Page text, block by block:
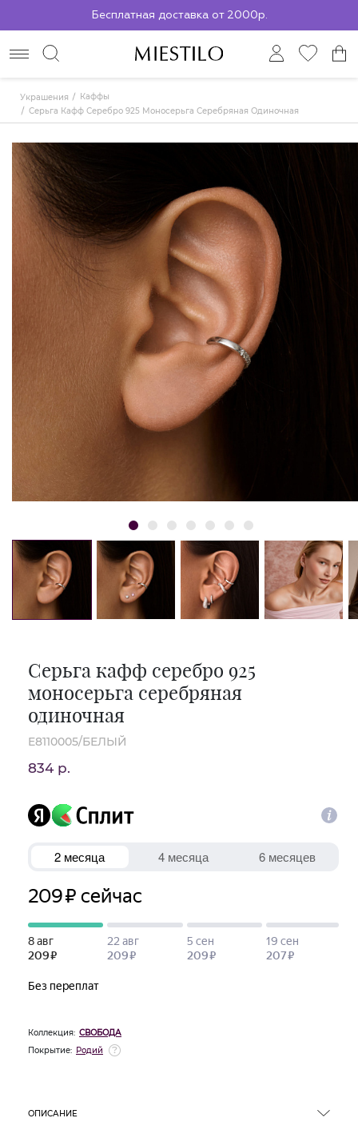
Бесплатная доставка от 2000р.
По всей России до ПВЗ СДЭК
Украшения
Каффы
Серьга Кафф Серебро 925 Моносерьга Серебряная Одиночная
Серьга кафф серебро 925
моносерьга серебряная
одиночная
E8110005/БЕЛЫЙ
834 р.
Коллекция: СВОБОДА
Покрытие: Родий
ОПИСАНИЕ